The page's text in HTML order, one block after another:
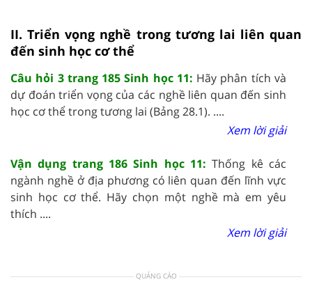
II. Triển vọng nghề trong tương lai liên quan
đến sinh học cơ thể
Câu hỏi 3 trang 185 Sinh học 11: Hãy phân tích và
dự đoán triển vọng của các nghề liên quan đến sinh
học cơ thể trong tương lai (Bảng 28.1). ....
Xem lời giải
Vận dụng trang 186 Sinh học 11:Thống kê các
ngành nghề ở địa phương có liên quan đến lĩnh vực
sinh học cơ thể. Hãy chọn một nghề mà em yêu
thích ....
Xem lời giải
QUẢNG CÁO